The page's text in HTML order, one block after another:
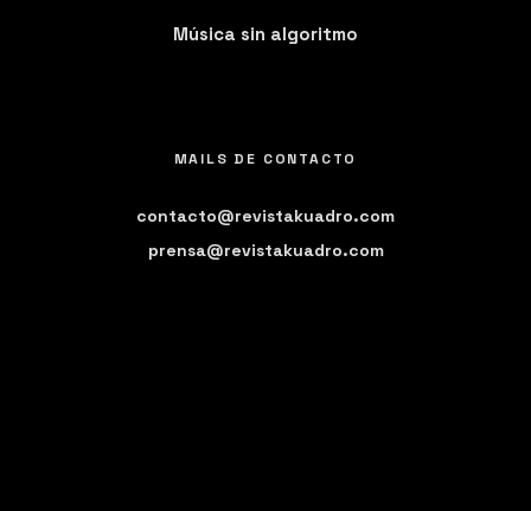
Música sin algoritmo
MAILS DE CONTACTO
contacto@revistakuadro.com
prensa@revistakuadro.com